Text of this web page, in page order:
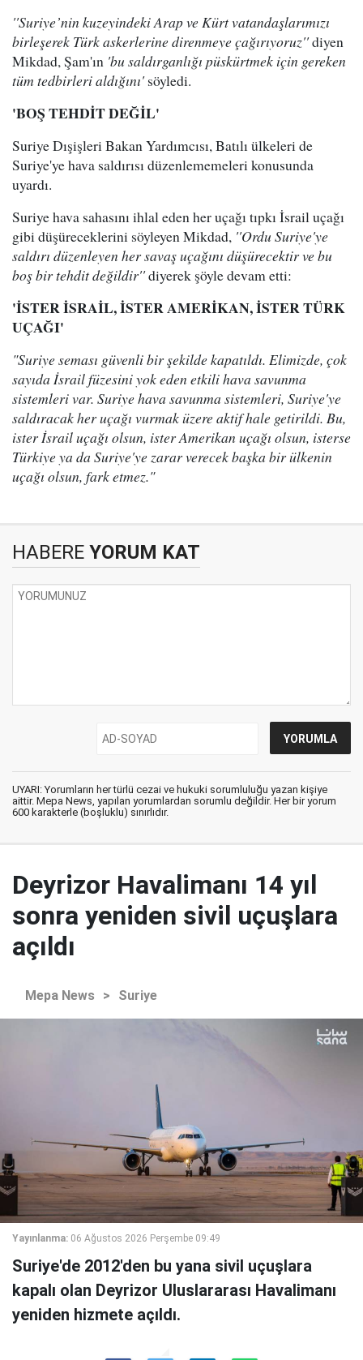
''Suriye’nin kuzeyindeki Arap ve Kürt vatandaşlarımızı
birleşerek Türk askerlerine direnmeye çağırıyoruz''diyen
Mikdad, Şam'ın 'bu saldırganlığı püskürtmek için gereken
tüm tedbirleri aldığını'söyledi.
'BOŞ TEHDİT DEĞİL'
Suriye Dışişleri Bakan Yardımcısı, Batılı ülkeleri de
Suriye'ye hava saldırısı düzenlememeleri konusunda
uyardı.
Suriye hava sahasını ihlal eden her uçağı tıpkı İsrail uçağı
gibi düşüreceklerini söyleyen Mikdad, ''Ordu Suriye'ye
saldırı düzenleyen her savaş uçağını düşürecektir ve bu
boş bir tehdit değildir''diyerek şöyle devam etti:
'İSTER İSRAİL, İSTER AMERİKAN, İSTER TÜRK
UÇAĞI'
"Suriye seması güvenli bir şekilde kapatıldı. Elimizde, çok
sayıda İsrail füzesini yok eden etkili hava savunma
sistemleri var. Suriye hava savunma sistemleri, Suriye'ye
saldıracak her uçağı vurmak üzere aktif hale getirildi. Bu,
ister İsrail uçağı olsun, ister Amerikan uçağı olsun, isterse
Türkiye ya da Suriye'ye zarar verecek başka bir ülkenin
uçağı olsun, fark etmez."
HABERE YORUM KAT
UYARI: Yorumların her türlü cezai ve hukuki sorumluluğu yazan kişiye
aittir. Mepa News, yapılan yorumlardan sorumlu değildir. Her bir yorum
600 karakterle (boşluklu) sınırlıdır.
Deyrizor Havalimanı 14 yıl
sonra yeniden sivil uçuşlara
açıldı
Mepa News > Suriye
Yayınlanma: 06 Ağustos 2026 Perşembe 09:49
Suriye'de 2012'den bu yana sivil uçuşlara
kapalı olan Deyrizor Uluslararası Havalimanı
yeniden hizmete açıldı.